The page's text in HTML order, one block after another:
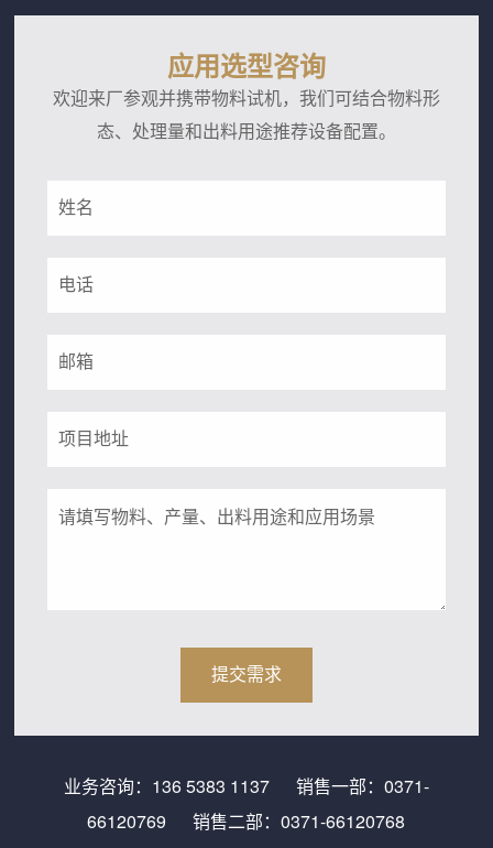
应用选型咨询
欢迎来厂参观并携带物料试机，我们可结合物料形
态、处理量和出料用途推荐设备配置。
业务咨询： 136 5383 1137销售一部： 0371-
66120769 销售二部：0371-66120768